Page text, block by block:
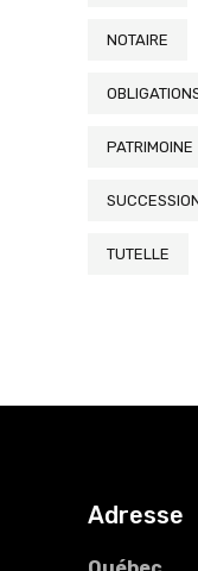
NOTAIRE
PATRIMOINE
TUTELLE
Adresse